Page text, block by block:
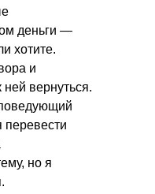
деньги —
хотите.
и
ней вернуться.
перевести
но я